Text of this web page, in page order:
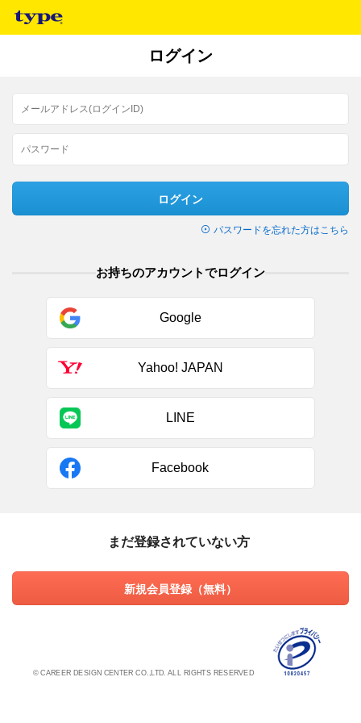
ログイン
ログイン
パスワードを忘れた方はこちら
お持ちのアカウントでログイン
Google
Yahoo! JAPAN
LINE
Facebook
まだ登録されていない方
新規会員登録（無料）
© CAREER DESIGN CENTER CO.,LTD. ALL RIGHTS RESERVED